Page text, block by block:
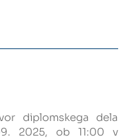
Webmail
diplomskega dela
2025, ob 11:00 v